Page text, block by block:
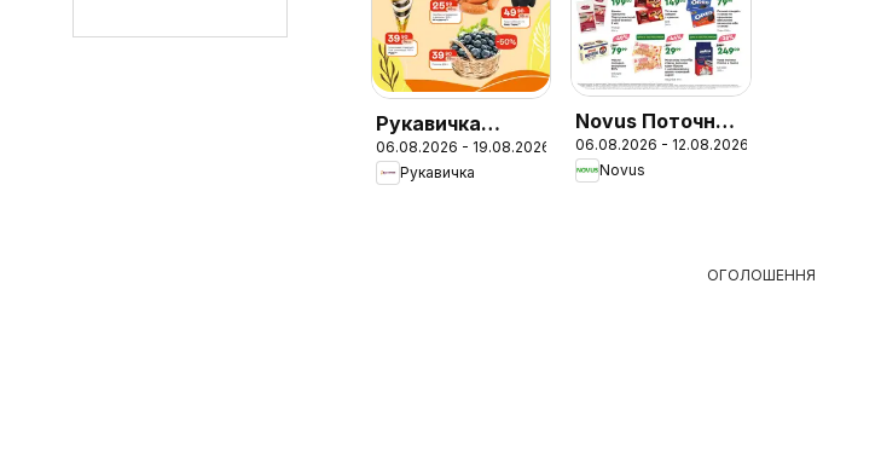
Рукавичка
Поточний
каталог
06.08.2026 - 19.08.2026
Рукавичка
Novus Поточний
каталог
06.08.2026 - 12.08.2026
Novus
ОГОЛОШЕННЯ